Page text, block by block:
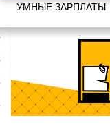
УМНЫЕ ЗАРПЛАТЫ